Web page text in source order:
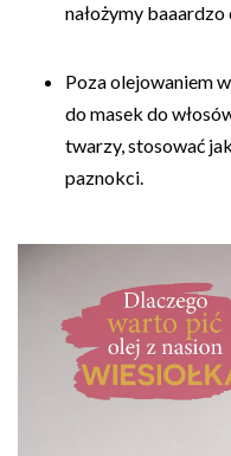
nałożymy
Poza olejowaniem
do masek do
twarzy, stosować
paznokci.